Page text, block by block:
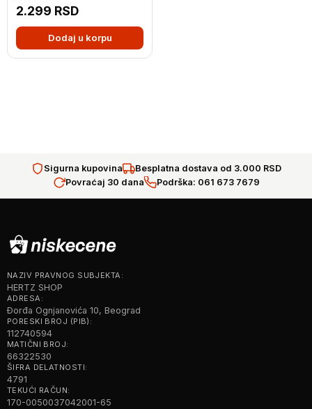
2.299 RSD
Dodaj u korpu
Sigurna kupovina
Besplatna dostava od 3.000 RSD
Povraćaj 30 dana
Podrška: 061 673 7679
NAZIV PRAVNOG SUBJEKTA:
HERTZ SHOP
ADRESA:
Đorđa Ognjanovića 10, Beograd
PORESKI BROJ (PIB):
112740594
MATIČNI BROJ:
66322530
ŠIFRA DELATNOSTI:
4791
TEKUĆI RAČUN:
170-0050037042001-65